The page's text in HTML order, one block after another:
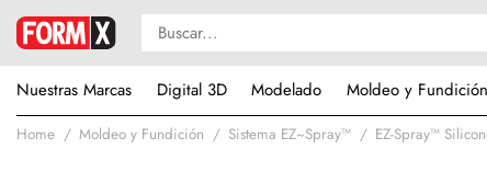
Nuestras Marcas
Digital 3D Modelado Moldeo y Fundición
Home Moldeo y Fundición Sistema EZ~Spray™ EZ-Spray™